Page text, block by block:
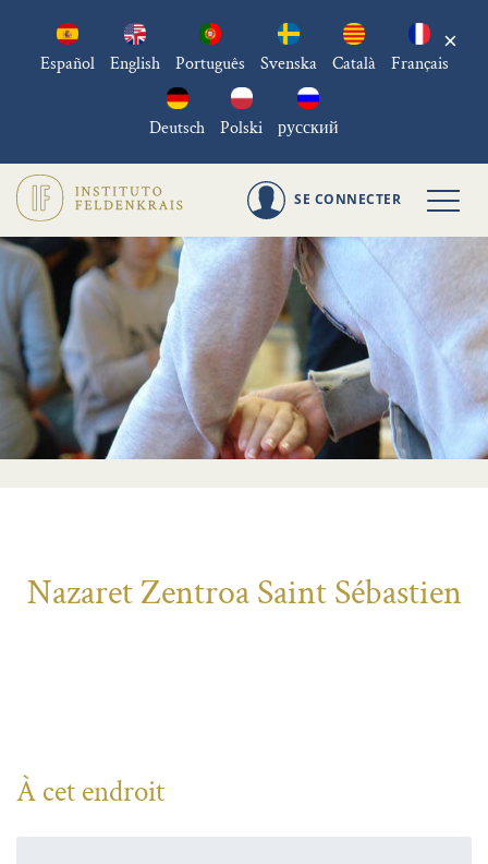
Español English Português Svenska Català Français
Deutsch Polski русский
×
SE CONNECTER
Nazaret Zentroa Saint Sébastien
À cet endroit